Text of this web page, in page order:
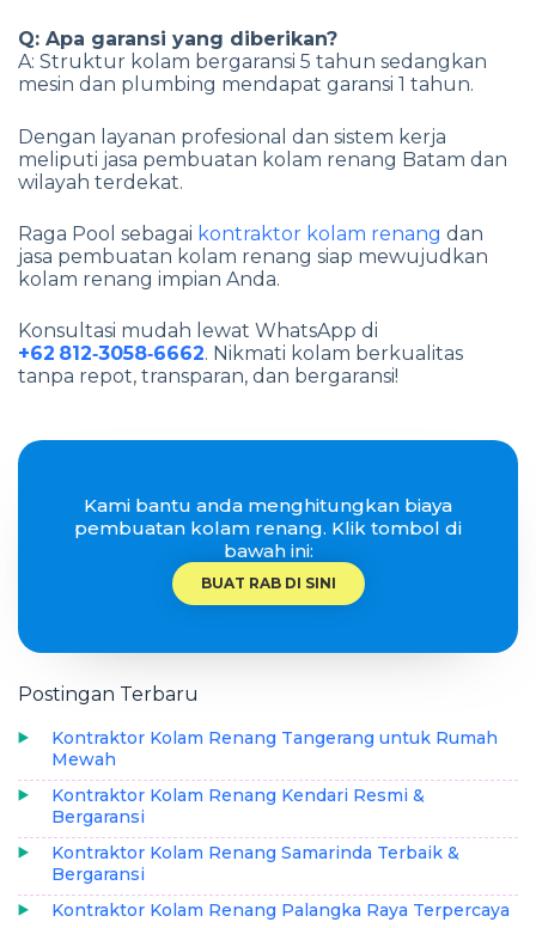
Q: Apa garansi yang diberikan?
A: Struktur kolam bergaransi 5 tahun sedangkan
mesin dan plumbing mendapat garansi 1 tahun.
Dengan layanan profesional dan sistem kerja
meliputi jasa pembuatan kolam renang Batam dan
wilayah terdekat.
Raga Pool sebagai kontraktor kolam renang dan
jasa pembuatan kolam renang siap mewujudkan
kolam renang impian Anda.
Konsultasi mudah lewat WhatsApp di
+62 812‑3058‑6662. Nikmati kolam berkualitas
tanpa repot, transparan, dan bergaransi!
Kami bantu anda menghitungkan biaya
pembuatan kolam renang. Klik tombol di
bawah ini:
BUAT RAB DI SINI
Postingan Terbaru
Kontraktor Kolam Renang Tangerang untuk Rumah
Mewah
Kontraktor Kolam Renang Kendari Resmi &
Bergaransi
Kontraktor Kolam Renang Samarinda Terbaik &
Bergaransi
Kontraktor Kolam Renang Palangka Raya Terpercaya